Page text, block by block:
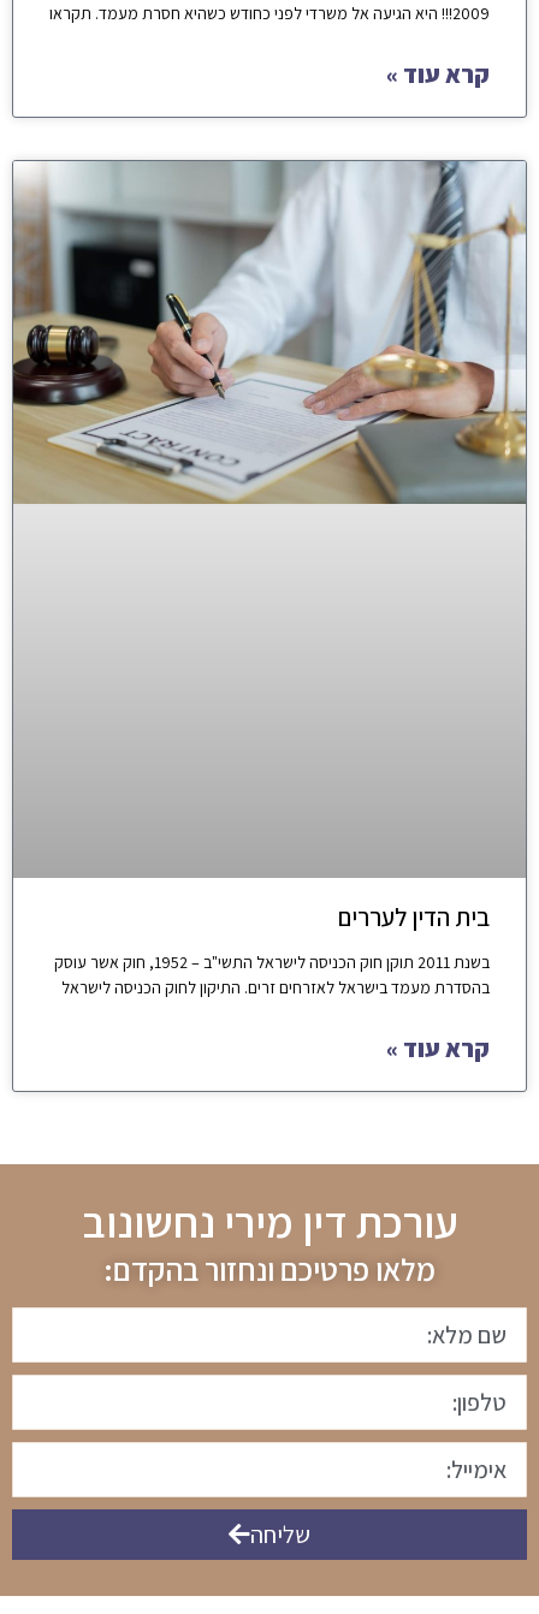
2009!!! היא הגיעה אל משרדי לפני כחודש כשהיא חסרת מעמד. תקראו
קרא עוד »
בית הדין לעררים
בשנת 2011 תוקן חוק הכניסה לישראל התשי"ב – 1952, חוק אשר עוסק
בהסדרת מעמד בישראל לאזרחים זרים. התיקון לחוק הכניסה לישראל
קרא עוד »
עורכת דין מירי נחשונוב
מלאו פרטיכם ונחזור בהקדם:
שליחה